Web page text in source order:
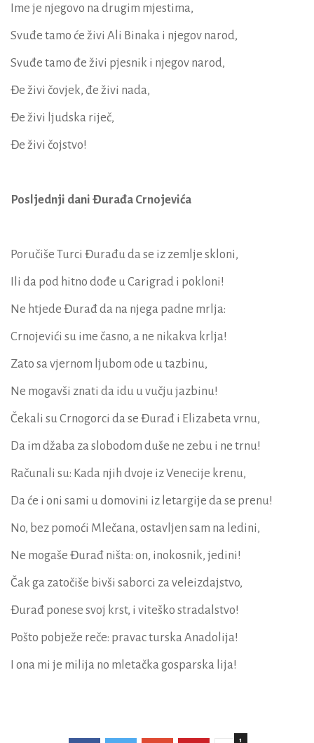
Ime je njegovo na drugim mjestima,
Svuđe tamo će živi Ali Binaka i njegov narod,
Svuđe tamo đe živi pjesnik i njegov narod,
Đe živi čovjek, đe živi nada,
Đe živi ljudska riječ,
Đe živi čojstvo!
Posljednji dani Đurađa Crnojevića
Poručiše Turci Đurađu da se iz zemlje skloni,
Ili da pod hitno dođe u Carigrad i pokloni!
Ne htjede Đurađ da na njega padne mrlja:
Crnojevići su ime časno, a ne nikakva krlja!
Zato sa vjernom ljubom ode u tazbinu,
Ne mogavši znati da idu u vučju jazbinu!
Čekali su Crnogorci da se Đurađ i Elizabeta vrnu,
Da im džaba za slobodom duše ne zebu i ne trnu!
Računali su: Kada njih dvoje iz Venecije krenu,
Da će i oni sami u domovini iz letargije da se prenu!
No, bez pomoći Mlečana, ostavljen sam na ledini,
Ne mogaše Đurađ ništa: on, inokosnik, jedini!
Čak ga zatočiše bivši saborci za veleizdajstvo,
Đurađ ponese svoj krst, i viteško stradalstvo!
Pošto pobježe reče: pravac turska Anadolija!
I ona mi je milija no mletačka gosparska lija!
1